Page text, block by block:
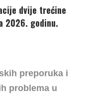
dvije trećine
2026. godinu.
preporuka i
problema u